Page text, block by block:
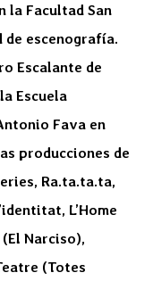
la Facultad San
de escenografía.
Escalante de
Escuela
Fava en
producciones de
Ra.ta.ta.ta,
L’Home
Narciso),
(Totes